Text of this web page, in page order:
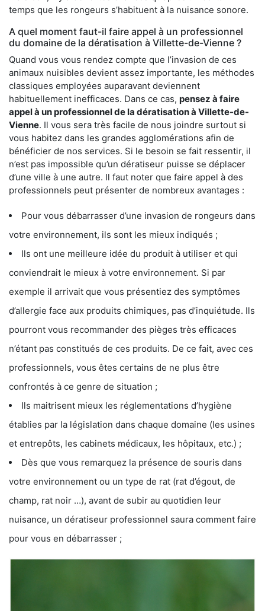
temps que les rongeurs s’habituent à la nuisance sonore.
A quel moment faut-il faire appel à un professionnel
du domaine de la dératisation à Villette-de-Vienne ?
Quand vous vous rendez compte que l’invasion de ces
animaux nuisibles devient assez importante, les méthodes
classiques employées auparavant deviennent
habituellement inefficaces. Dans ce cas, pensez à faire
appel à un professionnel de la dératisation à Villette-de-
Vienne. Il vous sera très facile de nous joindre surtout si
vous habitez dans les grandes agglomérations afin de
bénéficier de nos services. Si le besoin se fait ressentir, il
n’est pas impossible qu’un dératiseur puisse se déplacer
d’une ville à une autre. Il faut noter que faire appel à des
professionnels peut présenter de nombreux avantages :
Pour vous débarrasser d’une invasion de rongeurs dans
votre environnement, ils sont les mieux indiqués ;
Ils ont une meilleure idée du produit à utiliser et qui
conviendrait le mieux à votre environnement. Si par
exemple il arrivait que vous présentiez des symptômes
d’allergie face aux produits chimiques, pas d’inquiétude. Ils
pourront vous recommander des pièges très efficaces
n’étant pas constitués de ces produits. De ce fait, avec ces
professionnels, vous êtes certains de ne plus être
confrontés à ce genre de situation ;
Ils maitrisent mieux les réglementations d’hygiène
établies par la législation dans chaque domaine (les usines
et entrepôts, les cabinets médicaux, les hôpitaux, etc.) ;
Dès que vous remarquez la présence de souris dans
votre environnement ou un type de rat (rat d’égout, de
champ, rat noir …), avant de subir au quotidien leur
nuisance, un dératiseur professionnel saura comment faire
pour vous en débarrasser ;